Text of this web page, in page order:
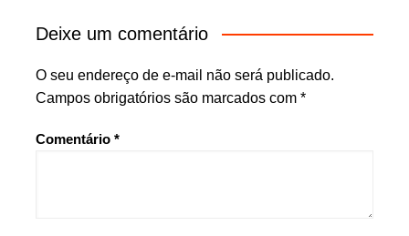
Deixe um comentário
O seu endereço de e-mail não será publicado.
Campos obrigatórios são marcados com *
Comentário *